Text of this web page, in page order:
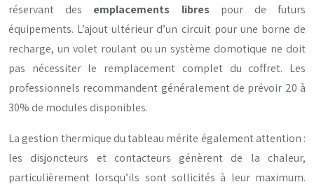
réservant des emplacements librespour de futurs
équipements. L’ajout ultérieur d’un circuit pour une borne de
recharge, un volet roulant ou un système domotique ne doit
pas nécessiter le remplacement complet du coffret. Les
professionnels recommandent généralement de prévoir 20 à
30% de modules disponibles.
La gestion thermique du tableau mérite également attention :
les disjoncteurs et contacteurs génèrent de la chaleur,
particulièrement lorsqu’ils sont sollicités à leur maximum.